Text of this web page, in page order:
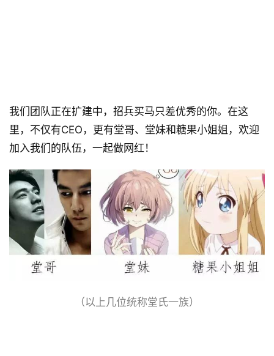
专
教
极
速
工
作
我们团队正在扩建中，招兵买马只差优秀的你。在这
里，不仅有CEO，更有堂哥、堂妹和糖果小姐姐，欢迎
加入我们的队伍，一起做网红！
（以上几位统称堂氏一族）